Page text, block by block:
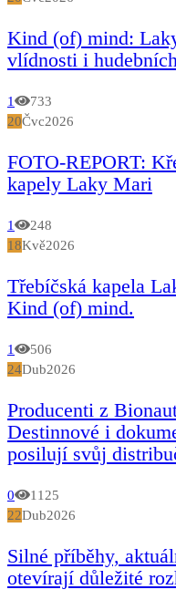
Kind (of) mind:
vlídnosti i
1
733
20Čvc2026
FOTO-REPORT:
kapely Laky Mari
1
248
18Kvě2026
Třebíčská kapela
Kind (of) mind.
1
506
24Dub2026
Producenti z
Destinnové i
posilují svůj
0
1125
22Dub2026
Silné příběhy,
otevírají důležité